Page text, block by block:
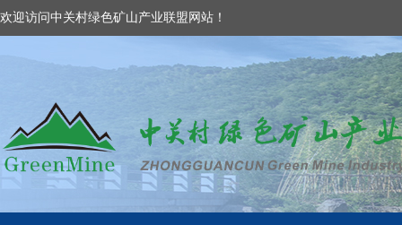
欢迎访问中关村绿色矿山产业联盟网站！